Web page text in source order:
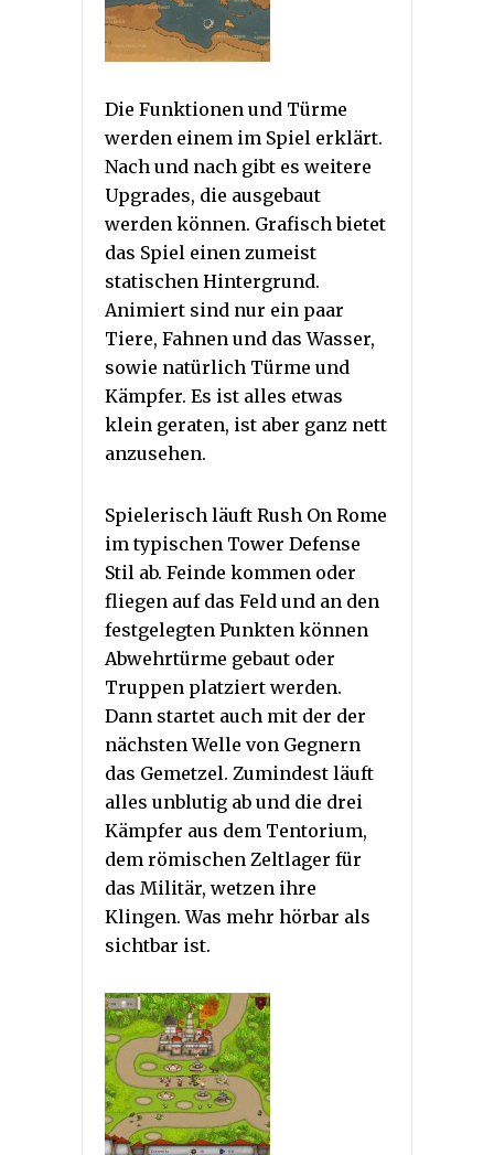
Die Funktionen und Türme
werden einem im Spiel erklärt.
Nach und nach gibt es weitere
Upgrades, die ausgebaut
werden können. Grafisch bietet
das Spiel einen zumeist
statischen Hintergrund.
Animiert sind nur ein paar
Tiere, Fahnen und das Wasser,
sowie natürlich Türme und
Kämpfer. Es ist alles etwas
klein geraten, ist aber ganz nett
anzusehen.
Spielerisch läuft Rush On Rome
im typischen Tower Defense
Stil ab. Feinde kommen oder
fliegen auf das Feld und an den
festgelegten Punkten können
Abwehrtürme gebaut oder
Truppen platziert werden.
Dann startet auch mit der der
nächsten Welle von Gegnern
das Gemetzel. Zumindest läuft
alles unblutig ab und die drei
Kämpfer aus dem Tentorium,
dem römischen Zeltlager für
das Militär, wetzen ihre
Klingen. Was mehr hörbar als
sichtbar ist.